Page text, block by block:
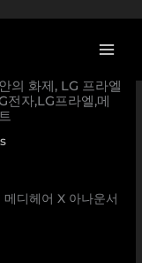
의 화제, LG 프라엘
전자,LG프라엘,메
디헤어 X 아나운서